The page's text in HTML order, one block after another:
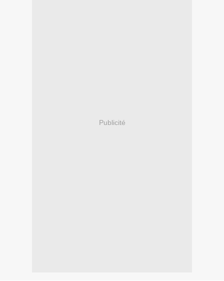
Publicité